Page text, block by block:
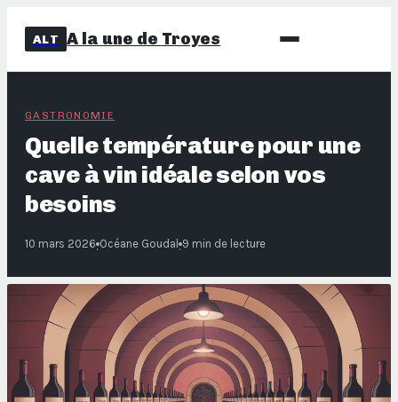
ALT A la une de Troyes
GASTRONOMIE
Quelle température pour une
cave à vin idéale selon vos
besoins
10 mars 2026· Océane Goudal · 9 min de lecture